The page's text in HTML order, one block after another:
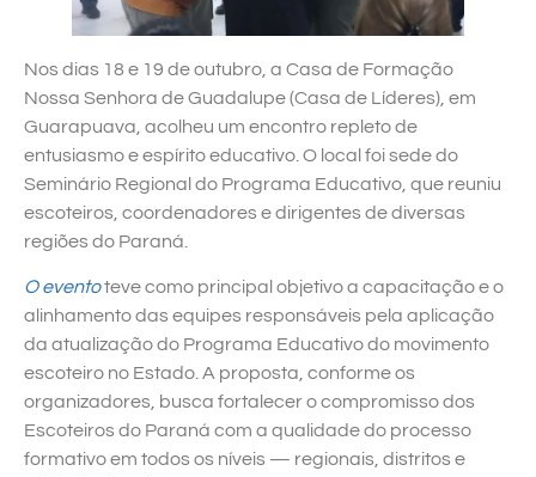
Nos dias 18 e 19 de outubro, a Casa de Formação
Nossa Senhora de Guadalupe (Casa de Líderes), em
Guarapuava, acolheu um encontro repleto de
entusiasmo e espírito educativo. O local foi sede do
Seminário Regional do Programa Educativo, que reuniu
escoteiros, coordenadores e dirigentes de diversas
regiões do Paraná.
O eventoteve como principal objetivo a capacitação e o
alinhamento das equipes responsáveis pela aplicação
da atualização do Programa Educativo do movimento
escoteiro no Estado. A proposta, conforme os
organizadores, busca fortalecer o compromisso dos
Escoteiros do Paraná com a qualidade do processo
formativo em todos os níveis — regionais, distritos e